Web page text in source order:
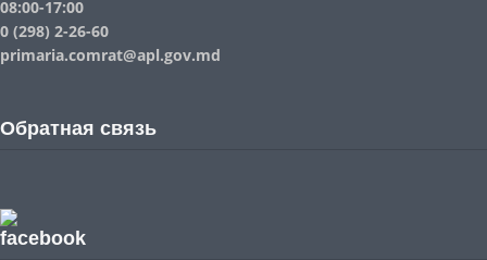
08:00-17:00
0 (298) 2-26-60
primaria.comrat@apl.gov.md
Обратная связь
facebook